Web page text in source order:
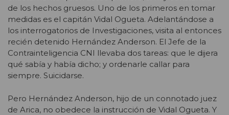
de los hechos gruesos. Uno de los primeros en tomar
medidas es el capitán Vidal Ogueta. Adelantándose a
los interrogatorios de Investigaciones, visita al entonces
recién detenido Hernández Anderson. El Jefe de la
Contrainteligencia CNI llevaba dos tareas: que le dijera
qué sabía y había dicho; y ordenarle callar para
siempre. Suicidarse.
Pero Hernández Anderson, hijo de un connotado juez
de Arica, no obedece la instrucción de Vidal Ogueta. Y